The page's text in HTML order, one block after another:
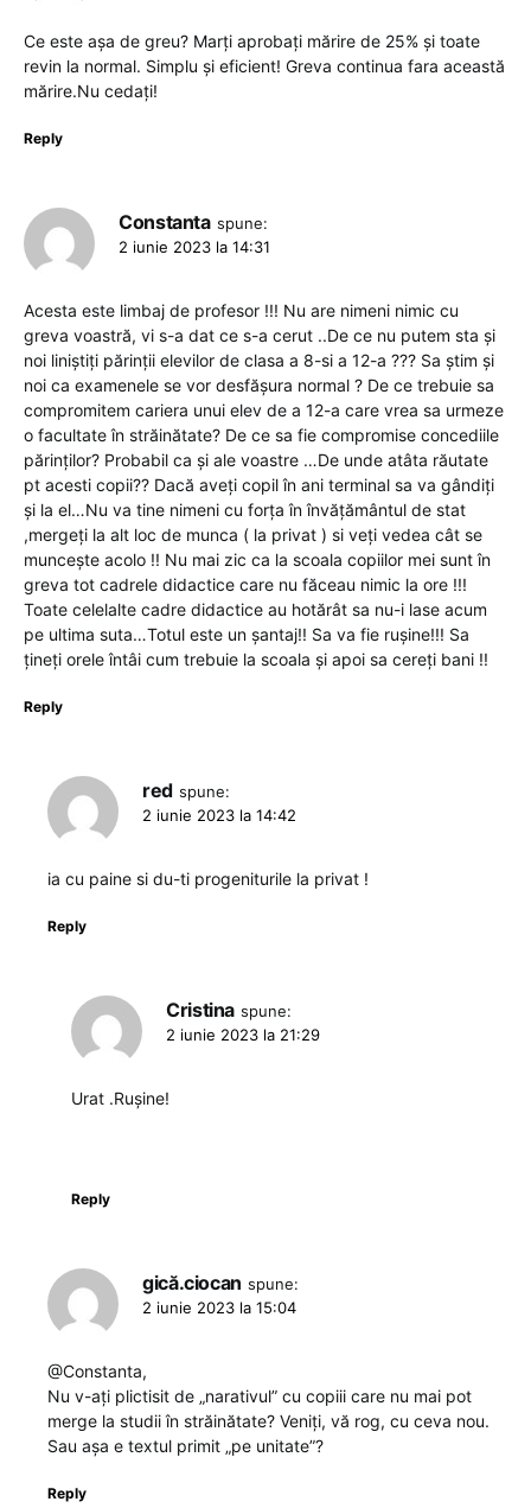
Ce este așa de greu? Marți aprobați mărire de 25% și toate
revin la normal. Simplu și eficient! Greva continua fara această
mărire.Nu cedați!
Reply
Constanta spune:
2 iunie 2023 la 14:31
Acesta este limbaj de profesor !!! Nu are nimeni nimic cu
greva voastră, vi s-a dat ce s-a cerut ..De ce nu putem sta și
noi liniștiți părinții elevilor de clasa a 8-si a 12-a ??? Sa știm și
noi ca examenele se vor desfășura normal ? De ce trebuie sa
compromitem cariera unui elev de a 12-a care vrea sa urmeze
o facultate în străinătate? De ce sa fie compromise concediile
părinților? Probabil ca și ale voastre …De unde atâta răutate
pt acesti copii?? Dacă aveți copil în ani terminal sa va gândiți
și la el…Nu va tine nimeni cu forța în învățământul de stat
,mergeți la alt loc de munca ( la privat ) si veți vedea cât se
muncește acolo !! Nu mai zic ca la scoala copiilor mei sunt în
greva tot cadrele didactice care nu făceau nimic la ore !!!
Toate celelalte cadre didactice au hotărât sa nu-i lase acum
pe ultima suta…Totul este un șantaj!! Sa va fie rușine!!! Sa
țineți orele întâi cum trebuie la scoala și apoi sa cereți bani !!
Reply
red spune:
2 iunie 2023 la 14:42
ia cu paine si du-ti progeniturile la privat !
Reply
Cristina spune:
2 iunie 2023 la 21:29
Urat .Rușine!
Reply
gică.ciocan spune:
2 iunie 2023 la 15:04
@Constanta,
Nu v-ați plictisit de „narativul” cu copiii care nu mai pot
merge la studii în străinătate? Veniți, vă rog, cu ceva nou.
Sau așa e textul primit „pe unitate”?
Reply